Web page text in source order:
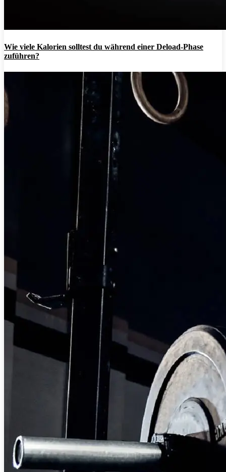
Wie viele Kalorien solltest du während einer Deload-Phase
zuführen?